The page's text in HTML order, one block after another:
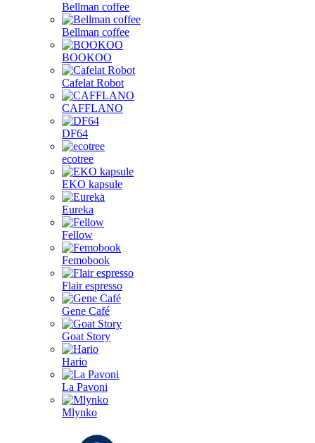
Bellman coffee
Bellman coffee
BOOKOO
Cafelat Robot
CAFFLANO
DF64
ecotree
EKO kapsule
Eureka
Fellow
Femobook
Flair espresso
Gene Café
Goat Story
Hario
La Pavoni
Mlynko